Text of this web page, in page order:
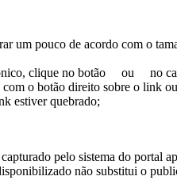
um pouco de acordo com o
clique no botão
ou
no
com o botão direito sobre o
estiver quebrado;
pelo sistema do
não substitui o